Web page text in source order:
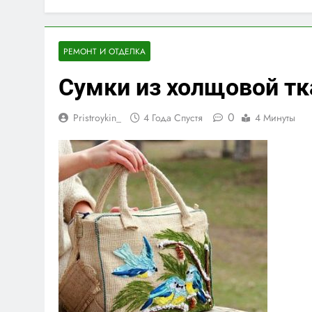
РЕМОНТ И ОТДЕЛКА
Сумки из холщовой
Pristroykin_ 4 Года Спустя 0 4 Минуты